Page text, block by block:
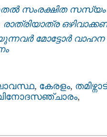
സംരക്ഷിത സസ്യം
മോട്ടോര്‍ വാഹന
, കേരളം, തമിഴ്നാട്
,